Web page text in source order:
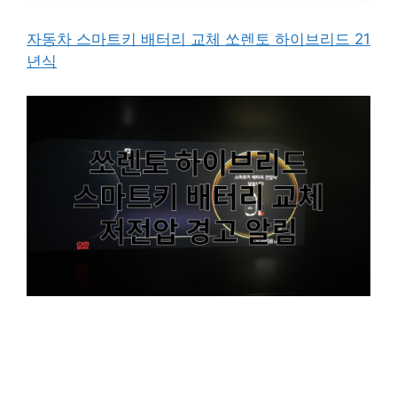
자동차 스마트키 배터리 교체 쏘렌토 하이브리드 21
년식